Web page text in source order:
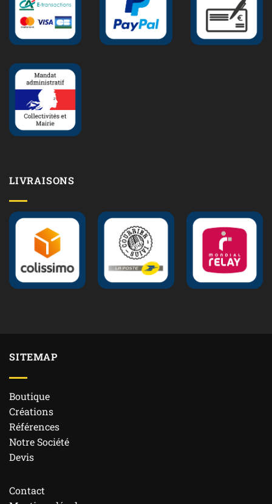
LIVRAISONS
SITEMAP
Boutique
Créations
Références
Notre Société
Devis
Contact